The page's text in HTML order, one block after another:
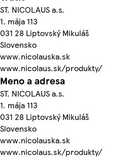
ST. NICOLAUS a.s.
1. mája 113
031 28 Liptovský Mikuláš
Slovensko
www.nicolauska.sk
www.nicolaus.sk/produkty/
Meno a adresa
ST. NICOLAUS a.s.
1. mája 113
031 28 Liptovský Mikuláš
Slovensko
www.nicolauska.sk
www.nicolaus.sk/produkty/